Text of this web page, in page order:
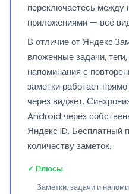
переключаетесь между
приложениями — всё
В отличие от
вложенные задачи,
напоминания с
заметки работает
через виджет.
Android через
Яндекс ID. Бесплатный
количеству заметок.
✓ Плюсы
Заметки, задачи и